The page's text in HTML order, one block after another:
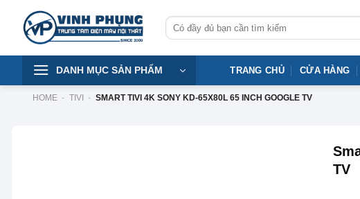
content
Tìm
kiếm:
DANH MỤC SẢN PHẨM TRANG CHỦ CỬA HÀNG
HOME - TIVI - SMART TIVI 4K SONY KD-65X80L 65 INCH GOOGLE TV
TV